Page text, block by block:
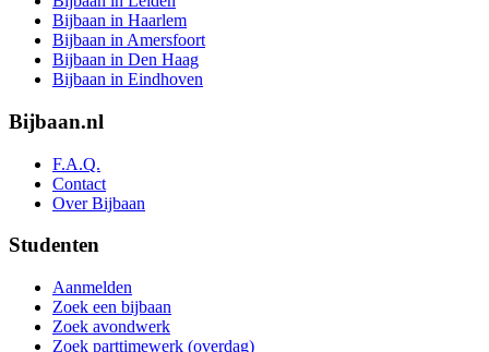
Bijbaan in Haarlem
Bijbaan in Amersfoort
Bijbaan in Den Haag
Bijbaan in Eindhoven
Bijbaan.nl
F.A.Q.
Contact
Over Bijbaan
Studenten
Aanmelden
Zoek een bijbaan
Zoek avondwerk
Zoek parttimewerk (overdag)